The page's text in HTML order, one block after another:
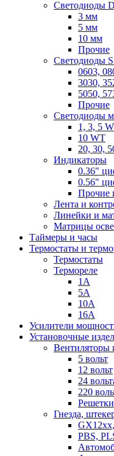
Светодиоды
3 мм
5 мм
10 мм
Прочие
Светодиоды
0603,
3030,
5050,
Прочие
Светодиоды
1, 3, 5
10 WT
20, 30,
Индикаторы
0.36"
0.56"
Прочие
Лента и
Линейки и
Матрицы
Таймеры и часы
Термостаты и
Термостаты
Термореле
1А
5А
10А
16А
Усилители
Установочные
Вентиляторы
5 вольт
12 вольт
24
220
Решетки
Гнезда,
PBS,